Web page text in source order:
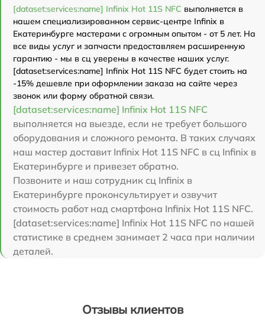
[dataset:services:name] Infinix Hot 11S NFC выполняется в
нашем специализированном сервис-центре Infinix в
Екатеринбурге мастерами с огромным опытом - от 5 лет. На
все виды услуг и запчасти предоставляем расширенную
гарантию - мы в сц уверены в качестве наших услуг.
[dataset:services:name] Infinix Hot 11S NFC будет стоить на
-15% дешевле при оформлении заказа на сайте через
звонок или форму обратной связи.
[dataset:services:name] Infinix Hot 11S NFC
выполняется на выезде, если не требует большого
оборудования и сложного ремонта. В таких случаях
наш мастер доставит Infinix Hot 11S NFC в сц Infinix в
Екатеринбурге и привезет обратно.
Позвоните и наш сотрудник сц Infinix в
Екатеринбурге проконсультирует и озвучит
стоимость работ над смартфона Infinix Hot 11S NFC.
[dataset:services:name] Infinix Hot 11S NFC по нашей
статистике в среднем занимает 2 часа при наличии
деталей.
Отзывы клиентов